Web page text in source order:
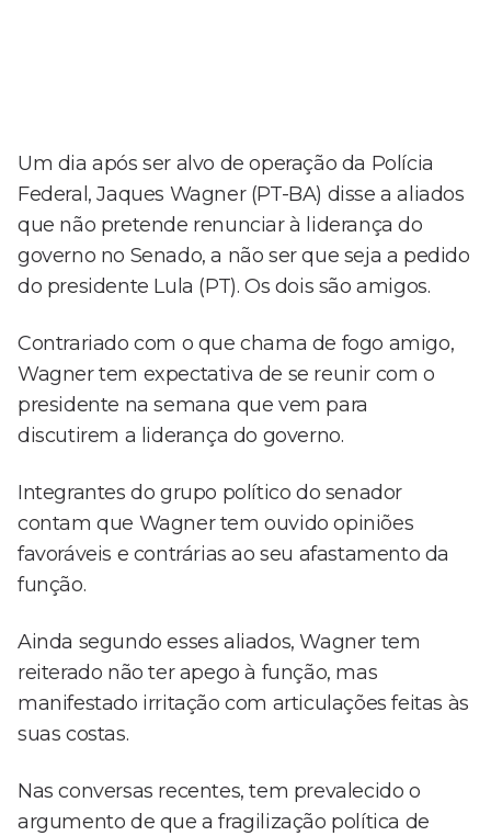
Um dia após ser alvo de operação da Polícia
Federal, Jaques Wagner (PT-BA) disse a aliados
que não pretende renunciar à liderança do
governo no Senado, a não ser que seja a pedido
do presidente Lula (PT). Os dois são amigos.
Contrariado com o que chama de fogo amigo,
Wagner tem expectativa de se reunir com o
presidente na semana que vem para
discutirem a liderança do governo.
Integrantes do grupo político do senador
contam que Wagner tem ouvido opiniões
favoráveis e contrárias ao seu afastamento da
função.
Ainda segundo esses aliados, Wagner tem
reiterado não ter apego à função, mas
manifestado irritação com articulações feitas às
suas costas.
Nas conversas recentes, tem prevalecido o
argumento de que a fragilização política de